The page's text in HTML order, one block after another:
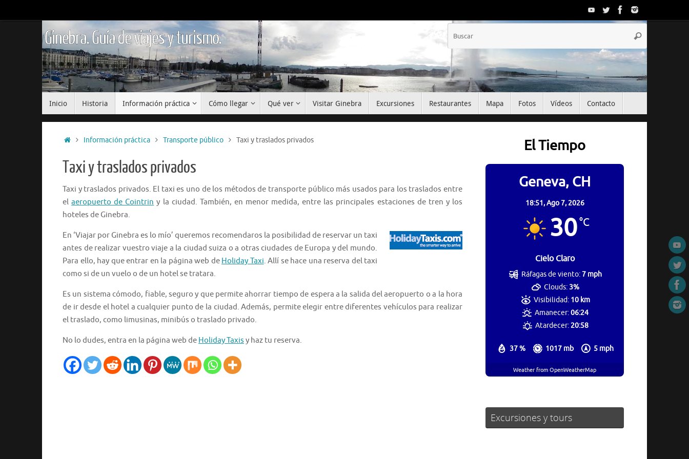
al
Ginebra. Guía de viajes y turismo. Buscar
Inicio Historia Información práctica Cómo llegar Qué ver Visitar Ginebra Excursiones Restaurantes Mapa Fotos Vídeos Contacto
InicioInformación práctica Transporte público Taxi y traslados privados
Taxi y traslados privados
Taxi y traslados privados. El taxi es uno de los métodos de transporte público más usados para los traslados entre
elaeropuerto de Cointrin y la ciudad. También, en menor medida, entre las principales estaciones de tren y los
hoteles de Ginebra.
En ‘Viajar por Ginebra es lo mío’ queremos recomendaros la posibilidad de reservar un taxi
antes de realizar vuestro viaje a la ciudad suiza o a otras ciudades de Europa y del mundo.
Para ello, hay que entrar en la página web de Holiday Taxi. Allí se hace una reserva del taxi
como si de un vuelo o de un hotel se tratara.
Es un sistema cómodo, fiable, seguro y que permite ahorrar tiempo de espera a la salida del aeropuerto o a la hora
de ir desde el hotel a cualquier punto de la ciudad. Además, permite elegir entre diferentes vehículos para realizar
el traslado, como limusinas, minibús o traslado privado.
No lo dudes, entra en la página web de Holiday Taxis y haz tu reserva.
El Tiempo
Geneva, CH
18:51,Ago 7, 2026
30°C
Cielo Claro
37 % 1017 mb 5 mph
Ráfagas de viento:7 mph
Clouds:3%
Visibilidad: 10 km
Amanecer:06:24
Atardecer:20:58
Weather from OpenWeatherMap
Excursiones y tours